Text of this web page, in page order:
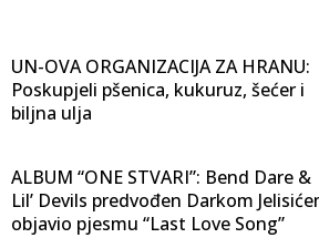
UN-OVA ORGANIZACIJA ZA HRANU:
Poskupjeli pšenica, kukuruz, šećer i
biljna ulja
ALBUM “ONE STVARI”: Bend Dare &
Lil’ Devils predvođen Darkom
objavio pjesmu “Last Love Song”